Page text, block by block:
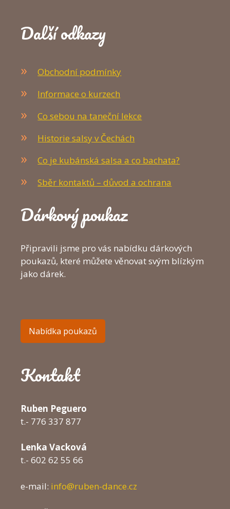
Další odkazy
Obchodní podmínky
Informace o kurzech
Co sebou na taneční lekce
Historie salsy v Čechách
Co je kubánská salsa a co bachata?
Sběr kontaktů – důvod a ochrana
Dárkový poukaz
Připravili jsme pro vás nabídku dárkových
poukazů, které můžete věnovat svým blízkým
jako dárek.
Nabídka poukazů
Kontakt
Ruben Peguero
t.- 776 337 877
Lenka Vacková
t.- 602 62 55 66
e-mail: info@ruben-dance.cz